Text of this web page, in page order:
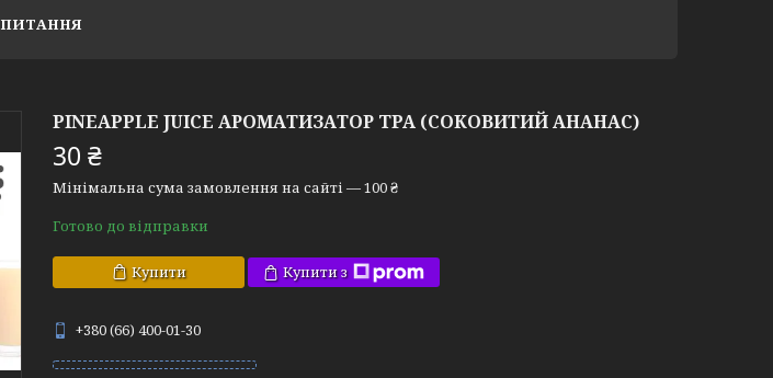
ПИТАННЯ
PINEAPPLE JUICE АРОМАТИЗАТОР TPA (СОКОВИТИЙ АНАНАС)
30 ₴
Мінімальна сума замовлення на сайті — 100 ₴
Готово до відправки
Купити Купити з
+380 (66) 400-01-30